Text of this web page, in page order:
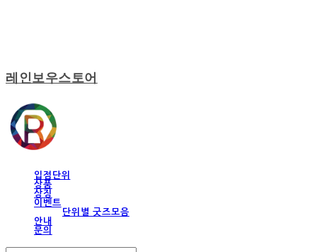
레인보우스토어
입점단위
상품
상징
이벤트
단위별 굿즈모음
안내
문의